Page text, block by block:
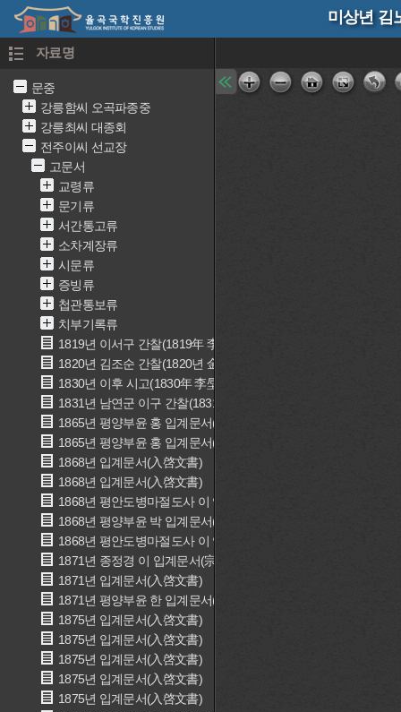
미상년 김
자료명
문중
강릉함씨 오곡파종중
강릉최씨 대종회
전주이씨 선교장
고문서
교령류
문기류
서간통고류
소차계장류
시문류
증빙류
첩관통보류
치부기록류
1819년 이서구 간찰(1819年 李書九 簡礼)
1820년 김조순 간찰(1820년 金祖淳 簡礼)
1830년 이후 시고(1830年 李垕 詩稿)
1831년 남연군 이구 간찰(1831年 南延君 李球 簡礼)
1865년 평양부윤 홍 입계문서(평양부윤 洪 入啓文書)
1865년 평양부윤 홍 입계문서(평양부윤 洪 入啓文書)
1868년 입계문서(入啓文書)
1868년 입계문서(入啓文書)
1868년 평안도병마절도사 이 입계문서(평안도병마절도사 李 入
1868년 평양부윤 박 입계문서(평양부윤 朴 入啓文書)
1868년 평안도병마절도사 이 입계문서(평안도병마절도사 李 入
1871년 종정경 이 입계문서(宗正卿 李 入啓文書)
1871년 입계문서(入啓文書)
1871년 평양부윤 한 입계문서(평양부윤 韓 入啓文書)
1875년 입계문서(入啓文書)
1875년 입계문서(入啓文書)
1875년 입계문서(入啓文書)
1875년 입계문서(入啓文書)
1875년 입계문서(入啓文書)